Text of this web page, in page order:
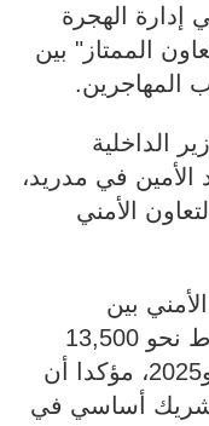
إدارة الهجرة
الممتاز" بين
المهاجرين.
الداخلية
في مدريد،
الأمني
بين
نواكشوط ومدريد أسفر عن إحباط نحو 13,500
محاولة هجرة خلال عامي 2024 و2025، مؤكدا أن
كشريك أساسي في